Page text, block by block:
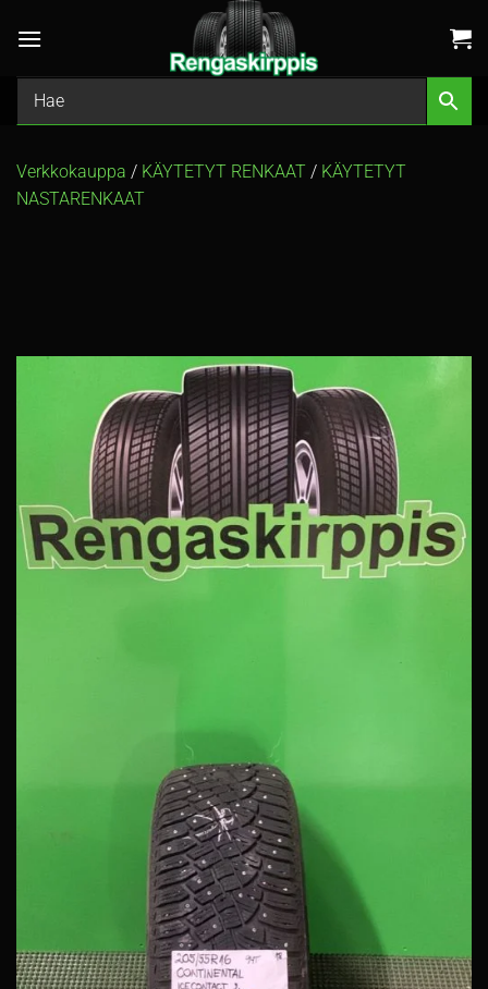
Verkkokauppa / KÄYTETYT RENKAAT / KÄYTETYT
NASTARENKAAT